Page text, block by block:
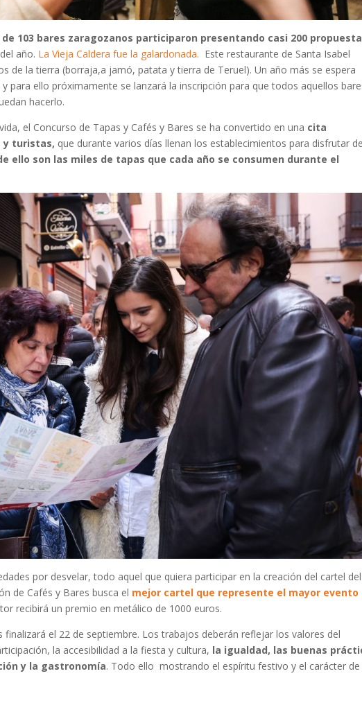
103 bares zaragozanos participaron presentando casi 200
año. La Vieja Caldera fue la galardonada. Este restaurante de Santa Isabel
de la tierra (borraja,a jamó, patata y tierra de Teruel). Un año más se espera
para ello próximamente se lanzará la inscripción para que todos aquellos
hacerlo.
el Concurso de Tapas y Cafés y Bares se ha convertido en una cita
y turistas, que durante varios días llenan los establecimientos para disfrutar
ello son las miles de tapas que cada año se consumen durante el
por desvelar, todo aquel que quiera participar en la creación del cartel del
de Cafés y Bares busca el mejor cartel que represente el mayor evento
recibirá un premio en metálico de 1000 euros.
finalizará el 22 de septiembre. Los trabajos deberán reflejar los valores del
la accesibilidad a la fiesta y cultura, la igualdad, las buenas
y la gastronomía. Todo ello mostrando el espíritu festivo y el carácter de